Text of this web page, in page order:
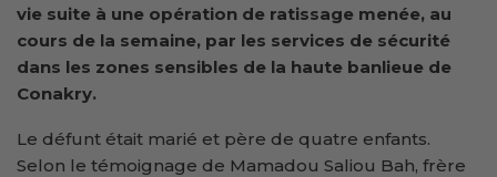
vie suite à une opération de ratissage menée, au
cours de la semaine, par les services de sécurité
dans les zones sensibles de la haute banlieue de
Conakry.
Le défunt était marié et père de quatre enfants.
Selon le témoignage de Mamadou Saliou Bah, frère